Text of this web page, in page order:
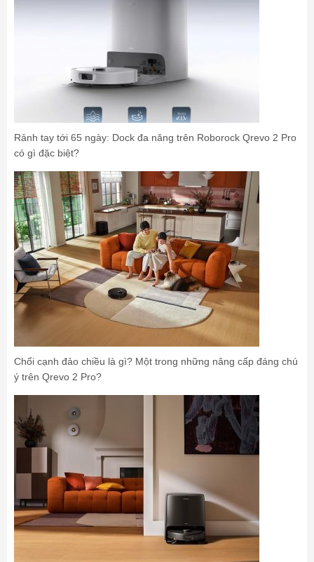
Rảnh tay tới 65 ngày: Dock đa năng trên Roborock Qrevo 2 Pro
có gì đặc biệt?
Chổi cạnh đảo chiều là gì? Một trong những nâng cấp đáng chú
ý trên Qrevo 2 Pro?